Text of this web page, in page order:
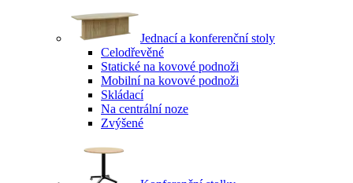
Jednací a konferenční stoly
Celodřevěné
Statické na kovové podnoži
Mobilní na kovové podnoži
Skládací
Na centrální noze
Zvýšené